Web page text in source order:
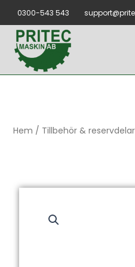
Hoppa
till
innehåll
0300-543 543
Hem / Tillbehör & reservdelar